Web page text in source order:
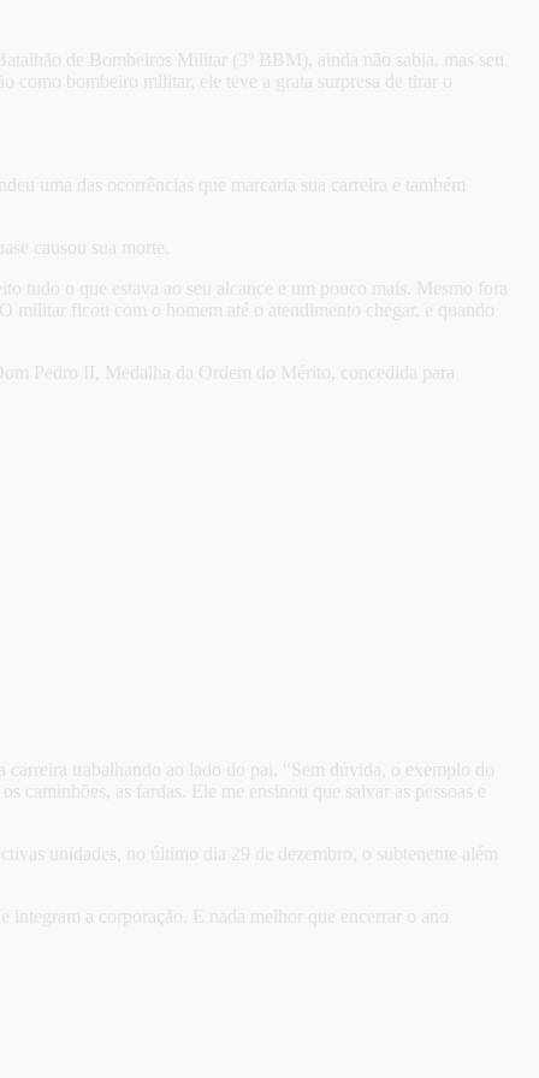
de Bombeiros Militar (3º BBM), ainda não sabia, mas seu
como bombeiro militar, ele teve a grata surpresa de tirar o
uma das ocorrências que marcaria sua carreira e também
causou sua morte.
tudo o que estava ao seu alcance e um pouco mais. Mesmo fora
militar ficou com o homem até o atendimento chegar, e quando
Pedro II, Medalha da Ordem do Mérito, concedida para
trabalhando ao lado do pai. “Sem dúvida, o exemplo do
caminhões, as fardas. Ele me ensinou que salvar as pessoas e
unidades, no último dia 29 de dezembro, o subtenente além
integram a corporação. E nada melhor que encerrar o ano